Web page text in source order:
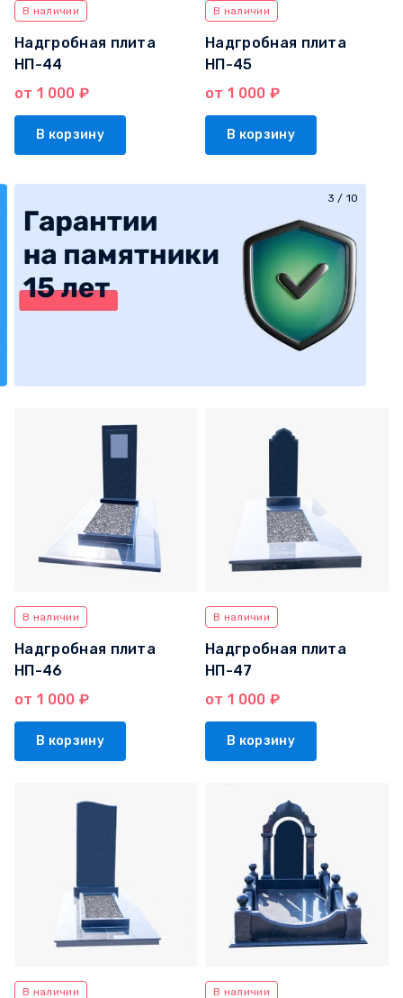
В наличии
Надгробная плита
НП-44
от 1 000 ₽
В корзину
В наличии
Надгробная плита
НП-45
от 1 000 ₽
В корзину
3 / 10
В наличии
Надгробная плита
НП-46
от 1 000 ₽
В корзину
В наличии
Надгробная плита
НП-47
от 1 000 ₽
В корзину
В наличии В наличии